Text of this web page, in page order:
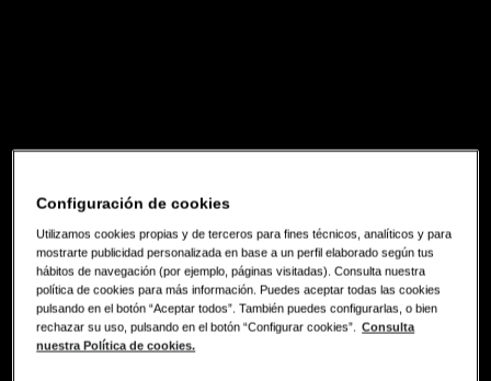
Configuración de cookies
Utilizamos cookies propias y de terceros para fines técnicos, analíticos y para
mostrarte publicidad personalizada en base a un perfil elaborado según tus
hábitos de navegación (por ejemplo, páginas visitadas). Consulta nuestra
política de cookies para más información. Puedes aceptar todas las cookies
pulsando en el botón “Aceptar todos”. También puedes configurarlas, o bien
rechazar su uso, pulsando en el botón “Configurar cookies”.
Consulta
nuestra Política de cookies.